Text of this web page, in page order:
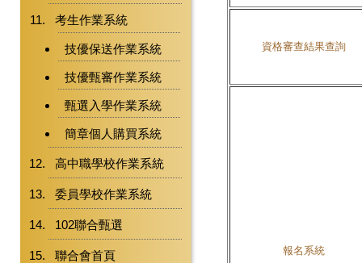
考生作業系統
技優保送作業系統
技優甄審作業系統
甄選入學作業系統
簡章個人購買系統
高中職學校作業系統
委員學校作業系統
102聯合甄選
聯合會首頁
資格審查結果查詢
報名系統